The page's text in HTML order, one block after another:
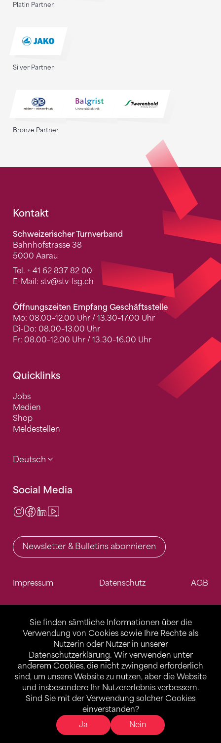
Sie finden sämtliche Informationen über die
Verwendung von Cookies sowie Ihre Rechte als
Nutzerin oder Nutzer in unserer
Datenschutzerklärung. Wir verwenden unter
anderem Cookies, die nicht zwingend erforderlich
sind, um unsere Website zu nutzen, aber die Website
und insbesondere Ihr Nutzererlebnis verbessern.
Sind Sie mit der Verwendung solcher Cookies
einverstanden?
Ja
Nein
Platin Partner
Silver Partner
Bronze Partner
Fusszeile
Kontakt
Schweizerischer Turnverband
Bahnhofstrasse 38
5000 Aarau
Tel. + 41 62 837 82 00
E-Mail: stv@stv-fsg.ch
Öffnungszeiten Empfang Geschäftsstelle
Mo: 08.00–12.00 Uhr / 13.30–17.00 Uhr
Di-Do: 08.00–13.00 Uhr
Fr: 08.00–12.00 Uhr / 13.30–16.00 Uhr
Quicklinks
Jobs
Medien
Shop
Meldestellen
Deutsch
Social Media
Instagram
Facebook
LinkedIn
Newsletter & Bulletins abonnieren
Impressum Datenschutz AGB